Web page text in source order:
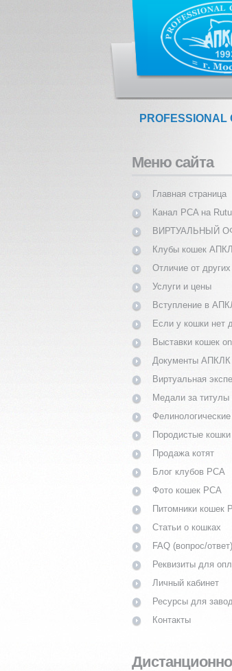
Меню сайта
Главная страница
Канал PCA на
ВИРТУАЛЬНЫЙ
Клубы кошек
Отличие от
Услуги и цены
Вступление в
Если у кошки нет
Выставки кошек
Документы АПКЛК
Виртуальная
Медали за
Породистые
Продажа котят
Блог клубов PCA
Фото кошек PCA
Питомники кошек
Статьи о кошках
FAQ (вопрос/ответ)
Реквизиты для
Личный кабинет
Ресурсы для
Контакты